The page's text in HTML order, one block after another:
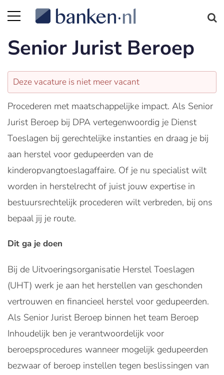
Senior Jurist Beroep
Deze vacature is niet meer vacant
Procederen met maatschappelijke impact. Als Senior
Jurist Beroep bij DPA vertegenwoordig je Dienst
Toeslagen bij gerechtelijke instanties en draag je bij
aan herstel voor gedupeerden van de
kinderopvangtoeslagaffaire. Of je nu specialist wilt
worden in herstelrecht of juist jouw expertise in
bestuursrechtelijk procederen wilt verbreden, bij ons
bepaal jij je route.
Dit ga je doen
Bij de Uitvoeringsorganisatie Herstel Toeslagen
(UHT) werk je aan het herstellen van geschonden
vertrouwen en financieel herstel voor gedupeerden.
Als Senior Jurist Beroep binnen het team Beroep
Inhoudelijk ben je verantwoordelijk voor
beroepsprocedures wanneer mogelijk gedupeerden
bezwaar of beroep instellen tegen beslissingen van